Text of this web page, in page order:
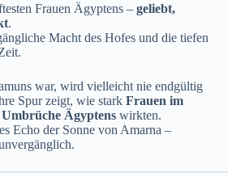
Frauen Ägyptens – geliebt,
.
Macht des Hofes und die tiefen
war, wird vielleicht nie endgültig
Spur zeigt, wie stark Frauen im
Ägyptens wirkten.
Echo der Sonne von Amarna –